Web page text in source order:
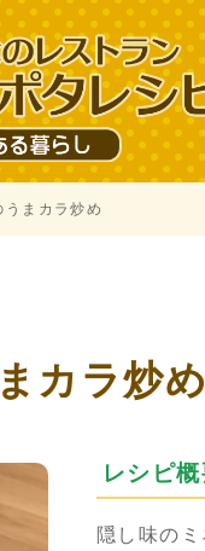
まカラ炒め
カラ炒め
レシピ
隠し味の